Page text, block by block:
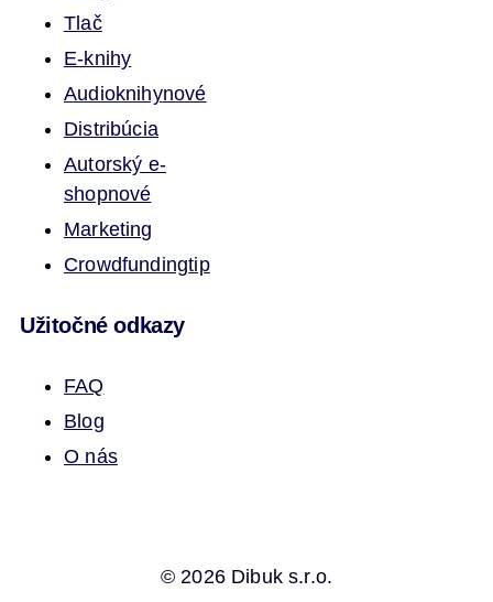
Tlač
E-knihy
Audioknihynové
Distribúcia
Autorský e-
shopnové
Marketing
Crowdfundingtip
Užitočné odkazy
FAQ
Blog
O nás
© 2026 Dibuk s.r.o.